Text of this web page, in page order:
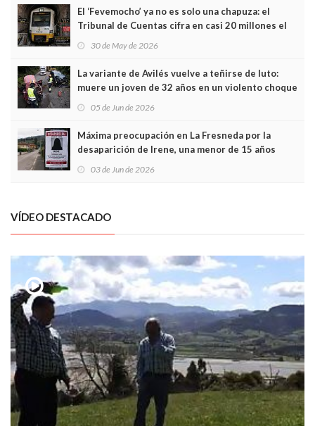
El ‘Fevemocho’ ya no es solo una chapuza: el
Tribunal de Cuentas cifra en casi 20 millones el
sobrecoste de los trenes que no cabían por los
30 de May de 2026
La variante de Avilés vuelve a teñirse de luto:
muere un joven de 32 años en un violento choque
frontal
05 de Jun de 2026
Máxima preocupación en La Fresneda por la
desaparición de Irene, una menor de 15 años
03 de Jun de 2026
VÍDEO DESTACADO